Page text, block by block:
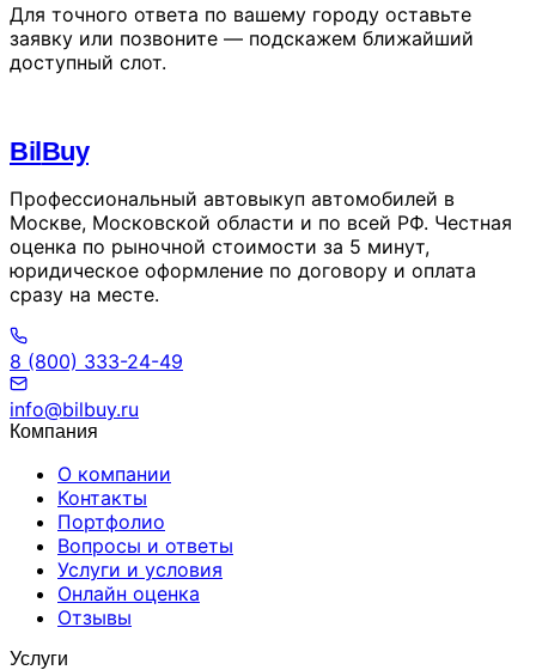
Для точного ответа по вашему городу оставьте
заявку или позвоните — подскажем ближайший
доступный слот.
BilBuy
Профессиональный автовыкуп автомобилей в
Москве, Московской области и по всей РФ. Честная
оценка по рыночной стоимости за 5 минут,
юридическое оформление по договору и оплата
сразу на месте.
8 (800) 333-24-49
info@bilbuy.ru
Компания
О компании
Контакты
Портфолио
Вопросы и ответы
Услуги и условия
Онлайн оценка
Отзывы
Услуги